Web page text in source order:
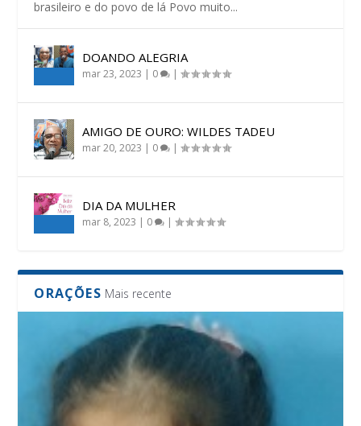
brasileiro e do povo de lá Povo muito...
DOANDO ALEGRIA
mar 23, 2023 | 0 |
AMIGO DE OURO: WILDES TADEU
mar 20, 2023 | 0 |
DIA DA MULHER
mar 8, 2023 | 0 |
ORAÇÕES Mais recente